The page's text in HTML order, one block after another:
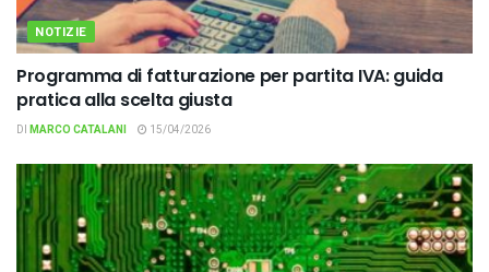
NOTIZIE
Programma di fatturazione per partita IVA: guida
pratica alla scelta giusta
DI MARCO CATALANI 15/04/2026